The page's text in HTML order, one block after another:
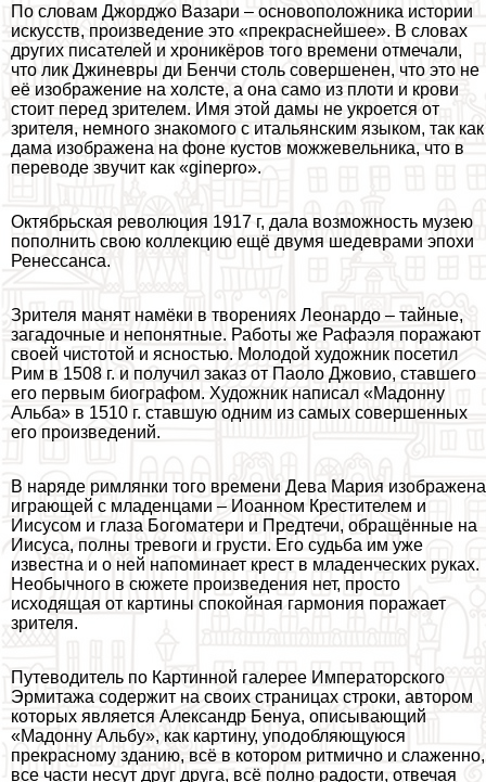
По словам Джорджо Вазари – основоположника истории
искусств, произведение это «прекраснейшее». В словах
других писателей и хроникёров того времени отмечали,
что лик Джиневры ди Бенчи столь совершенен, что это не
её изображение на холсте, а она само из плоти и крови
стоит перед зрителем. Имя этой дамы не укроется от
зрителя, немного знакомого с итальянским языком, так как
дама изображена на фоне кустов можжевельника, что в
переводе звучит как «ginepro».
Октябрьская революция 1917 г, дала возможность музею
пополнить свою коллекцию ещё двумя шедеврами эпохи
Ренессанса.
Зрителя манят намёки в творениях Леонардо – тайные,
загадочные и непонятные. Работы же Рафаэля поражают
своей чистотой и ясностью. Молодой художник посетил
Рим в 1508 г. и получил заказ от Паоло Джовио, ставшего
его первым биографом. Художник написал «Мадонну
Альба» в 1510 г. ставшую одним из самых совершенных
его произведений.
В наряде римлянки того времени Дева Мария изображена
играющей с младенцами – Иоанном Крестителем и
Иисусом и глаза Богоматери и Предтечи, обращённые на
Иисуса, полны тревоги и грусти. Его судьба им уже
известна и о ней напоминает крест в младенческих руках.
Необычного в сюжете произведения нет, просто
исходящая от картины спокойная гармония поражает
зрителя.
Путеводитель по Картинной галерее Императорского
Эрмитажа содержит на своих страницах строки, автором
которых является Александр Бенуа, описывающий
«Мадонну Альбу», как картину, уподобляющуюся
прекрасному зданию, всё в котором ритмично и слаженно,
все части несут друг друга, всё полно радости, отвечая